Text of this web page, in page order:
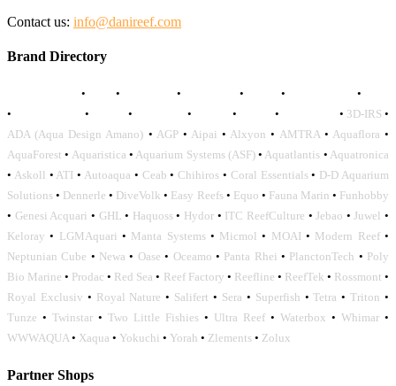
Contact us: info@danireef.com
Brand Directory
• • • • • •
•
• • • • • • 3D-IRS •
ADA (Aqua Design Amano) • AGP• Aipai • Alxyon • AMTRA• Aquaflora •
AquaForest • Aquaristica • Aquarium Systems (ASF)• Aquatlantis • Aquatronica
• Askoll • ATI • Autoaqua • Ceab • Chihiros • Coral Essentials• D-D Aquarium
Solutions • Dennerle • DiveVolk • Easy Reefs• Equo • Fauna Marin • Funhobby
• Genesi Acquari • GHL • Haquoss• Hydor • ITC ReefCulture •Jebao •Juwel •
Keloray • LGMAquari • Manta Systems• Micmol • MOAI • Modern Reef•
Neptunian Cube • Newa • Oase • Oceamo • Panta Rhei • PlanctonTech • Poly
Bio Marine • Prodac • Red Sea • Reef Factory • Reefline • ReefTek • Rossmont •
Royal Exclusiv • Royal Nature • Salifert • Sera • Superfish •Tetra •Triton •
Tunze • Twinstar • Two Little Fishies • Ultra Reef • Waterbox • Whimar •
WWWAQUA• Xaqua • Yokuchi • Yorah • Zlements • Zolux
Partner Shops